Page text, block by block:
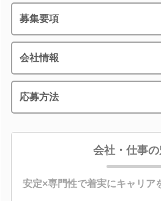
募集要項
会社情報
応募方法
会社・仕事の
安定×専門性で着実にキャリア